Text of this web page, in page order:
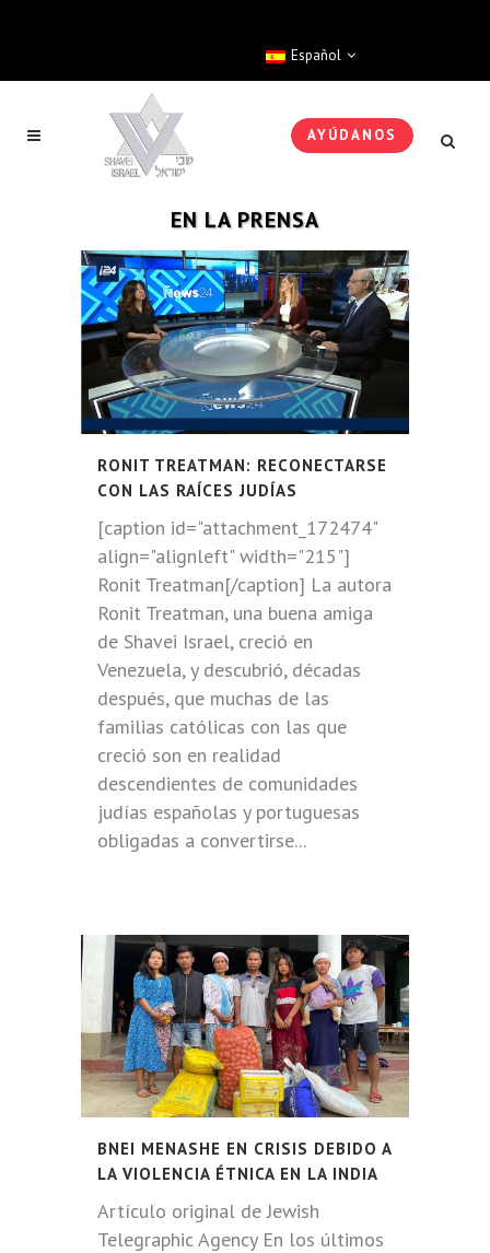
Español
AYÚDANOS
EN LA PRENSA
RONIT TREATMAN: RECONECTARSE
CON LAS RAÍCES JUDÍAS
[caption id="attachment_172474"
align="alignleft" width="215"]
Ronit Treatman[/caption] La autora
Ronit Treatman, una buena amiga
de Shavei Israel, creció en
Venezuela, y descubrió, décadas
después, que muchas de las
familias católicas con las que
creció son en realidad
descendientes de comunidades
judías españolas y portuguesas
obligadas a convertirse...
BNEI MENASHE EN CRISIS DEBIDO A
LA VIOLENCIA ÉTNICA EN LA INDIA
Artículo original de Jewish
Telegraphic Agency En los últimos